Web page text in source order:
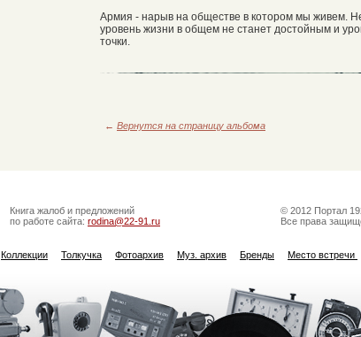
Армия - нарыв на обществе в котором мы живем.
уровень жизни в общем не станет достойным и
точки.
← Вернутся на страницу альбома
Книга жалоб и предложений
по работе сайта: rodina@22-91.ru
© 2012 Портал
Все права
Коллекции Толкучка Фотоархив Муз. архив Бренды Место встречи